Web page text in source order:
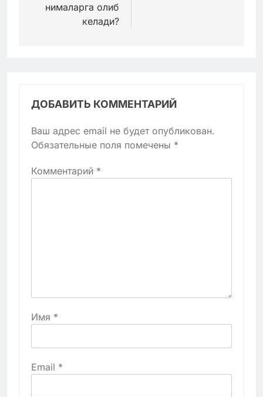
нималарга олиб
келади?
ДОБАВИТЬ КОММЕНТАРИЙ
Ваш адрес email не будет опубликован.
Обязательные поля помечены *
Комментарий *
Имя *
Email *